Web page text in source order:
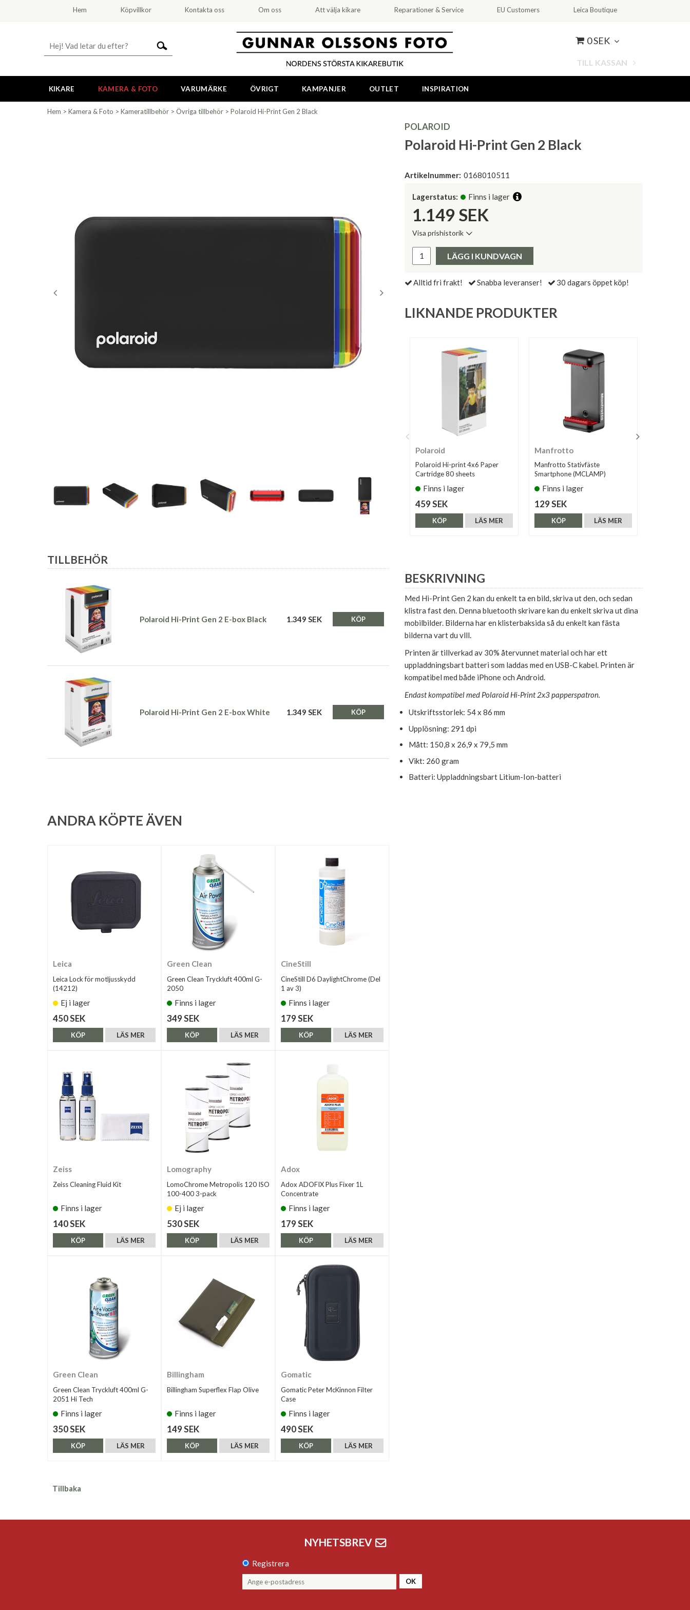
Hem Köpvillkor Kontakta oss Om oss Att välja kikare Reparationer & Service EU Customers Leica Boutique
0 SEK
TILL KASSAN
KIKARE KAMERA & FOTO VARUMÄRKE ÖVRIGT KAMPANJER OUTLET INSPIRATION
Hem > Kamera & Foto > Kameratillbehör > Övriga tillbehör > Polaroid Hi-Print Gen 2 Black
POLAROID
Polaroid Hi-Print Gen 2 Black
Artikelnummer: 0168010511
Lagerstatus: Finns i lager
1.149 SEK
Visa prishistorik
Pris:
LÄGG I KUNDVAGN
Alltid fri frakt! Snabba leveranser! 30 dagars öppet köp!
LIKNANDE PRODUKTER
Polaroid
Polaroid Hi-print 4x6 Paper
Cartridge 80 sheets
Finns i lager
459 SEK
LÄS MER
KÖP
Manfrotto
Manfrotto Stativfäste
Smartphone (MCLAMP)
Finns i lager
129 SEK
LÄS MER
KÖP
BESKRIVNING
Med Hi-Print Gen 2 kan du enkelt ta en bild, skriva ut den, och sedan
klistra fast den. Denna bluetooth skrivare kan du enkelt skriva ut dina
mobilbilder. Bilderna har en klisterbaksida så du enkelt kan fästa
bilderna vart du vlll.
Printen är tillverkad av 30% återvunnet material och har ett
uppladdningsbart batteri som laddas med en USB-C kabel. Printen är
kompatibel med både iPhone och Android.
Endast kompatibel med Polaroid Hi-Print 2x3 papperspatron.
Utskriftsstorlek: 54 x 86 mm
Upplösning: 291 dpi
Mått: 150,8 x 26,9 x 79,5 mm
Vikt: 260 gram
Batteri: Uppladdningsbart Litium-Ion-batteri
TILLBEHÖR
Polaroid Hi-Print Gen 2 E-box Black 1.349 SEK KÖP
Polaroid Hi-Print Gen 2 E-box White 1.349 SEK KÖP
ANDRA KÖPTE ÄVEN
Leica
Leica Lock för motljusskydd
(14212)
Ej i lager
450 SEK
LÄS MER
KÖP
Green Clean
Green Clean Tryckluft 400ml G-
2050
Finns i lager
349 SEK
LÄS MER
KÖP
CineStill
CineStill D6 DaylightChrome (Del
1 av 3)
Finns i lager
179 SEK
LÄS MER
KÖP
Zeiss
Zeiss Cleaning Fluid Kit
Finns i lager
140 SEK
LÄS MER
KÖP
Lomography
LomoChrome Metropolis 120 ISO
100-400 3-pack
Ej i lager
530 SEK
LÄS MER
KÖP
Adox
Adox ADOFIX Plus Fixer 1L
Concentrate
Finns i lager
179 SEK
LÄS MER
KÖP
Green Clean
Green Clean Tryckluft 400ml G-
2051 Hi Tech
Finns i lager
350 SEK
LÄS MER
KÖP
Billingham
Billingham Superflex Flap Olive
Finns i lager
149 SEK
LÄS MER
KÖP
Gomatic
Gomatic Peter McKinnon Filter
Case
Finns i lager
490 SEK
LÄS MER
KÖP
Tillbaka
NYHETSBREV
Registrera
OK